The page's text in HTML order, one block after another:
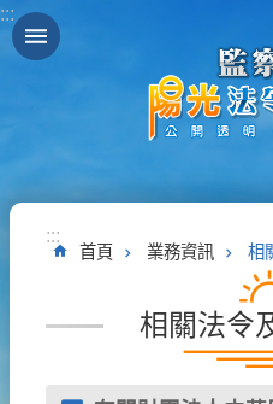
跳到主要內容區塊
:::
:::
首頁 業務資訊 相
相關法令